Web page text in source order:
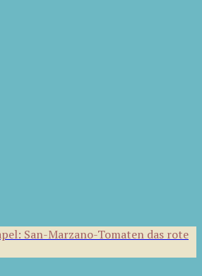
San-Marzano-Tomaten das rote